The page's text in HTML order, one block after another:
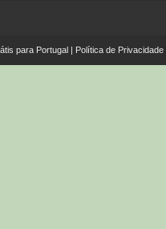
para Portugal | Política de Privacidade